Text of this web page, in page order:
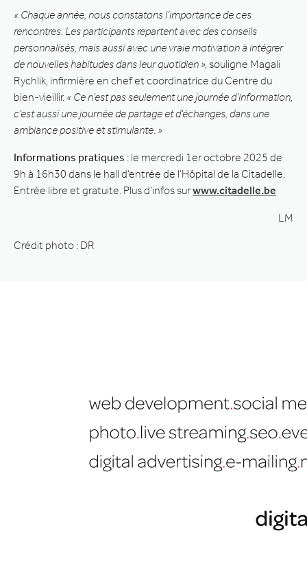
« Chaque année, nous constatons l’importance de ces
rencontres. Les participants repartent avec des conseils
personnalisés, mais aussi avec une vraie motivation à intégrer
de nouvelles habitudes dans leur quotidien », souligne Magali
Rychlik, infirmière en chef et coordinatrice du Centre du
bien-vieillir. « Ce n’est pas seulement une journée d’information,
c’est aussi une journée de partage et d’échanges, dans une
ambiance positive et stimulante. »
Informations pratiques : le mercredi 1er octobre 2025 de
9h à 16h30 dans le hall d’entrée de l’Hôpital de la Citadelle.
Entrée libre et gratuite. Plus d’infos surwww.citadelle.be
LM
Crédit photo : DR